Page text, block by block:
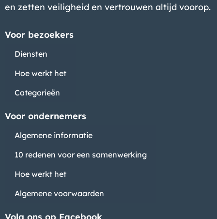
en zetten veiligheid en vertrouwen altijd voorop.
Voor bezoekers
Diensten
Hoe werkt het
Categorieën
Voor ondernemers
Algemene informatie
10 redenen voor een samenwerking
Hoe werkt het
Algemene voorwaarden